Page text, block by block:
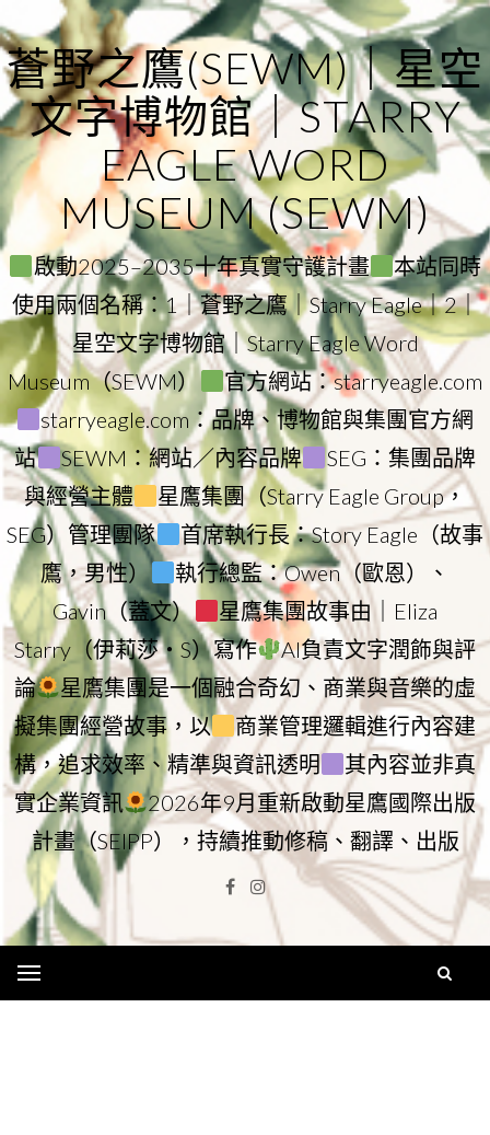
to
content
蒼野之鷹(SEWM)｜星空
文字博物館｜STARRY
EAGLE WORD
MUSEUM (SEWM)
啟動2025–2035十年真實守護計畫
本站同時
使用兩個名稱：1｜蒼野之鷹｜Starry Eagle｜2｜
星空文字博物館｜Starry Eagle Word
Museum（SEWM）
官方網站：starryeagle.com
starryeagle.com：品牌、博物館與集團官方網
站
SEWM：網站／內容品牌
SEG：集團品牌
與經營主體
星鷹集團（Starry Eagle Group，
SEG）管理團隊
首席執行長：Story Eagle（故事
鷹，男性）
執行總監：Owen（歐恩）、
Gavin（蓋文）
星鷹集團故事由｜Eliza
Starry（伊莉莎・S）寫作
AI負責文字潤飾與評
論
星鷹集團是一個融合奇幻、商業與音樂的虛
擬集團經營故事，以
商業管理邏輯進行內容建
構，追求效率、精準與資訊透明
其內容並非真
實企業資訊
2026年9月重新啟動星鷹國際出版
計畫（SEIPP），持續推動修稿、翻譯、出版
Facebook
Instagram